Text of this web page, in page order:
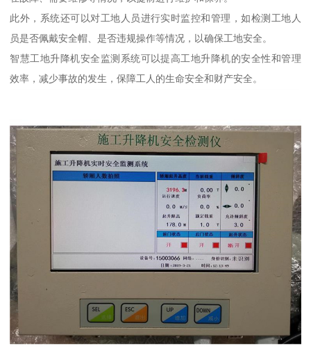
此外，系统还可以对工地人员进行实时监控和管理，如检测工地人
员是否佩戴安全帽、是否违规操作等情况，以确保工地安全。
智慧工地升降机安全监测系统可以提高工地升降机的安全性和管理
效率，减少事故的发生，保障工人的生命安全和财产安全。